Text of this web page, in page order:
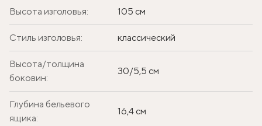
Высота изголовья: 105 см
Стиль изголовья: классический
Высота/толщина
боковин:
30/5,5 см
Глубина бельевого
ящика:
16,4 см